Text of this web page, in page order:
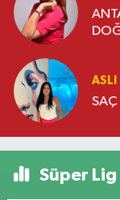
ASLI
SAÇ
Süper